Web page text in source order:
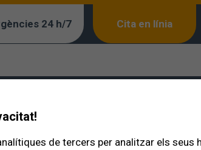
24 h/7 Cita en línia
de tercers per analitzar els seus